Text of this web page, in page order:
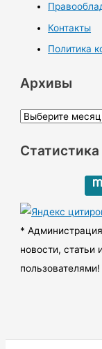
Контакты
Политика
Архивы
А
х
ы
Статистика
* Администрация
новости,
пользователями!